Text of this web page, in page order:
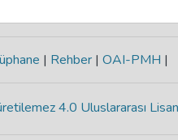
| Rehber | OAI-PMH |
4.0 Uluslararası